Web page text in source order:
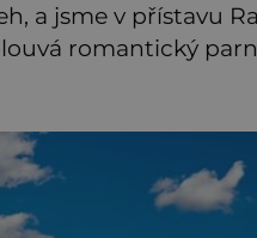
a jsme v přístavu
romantický